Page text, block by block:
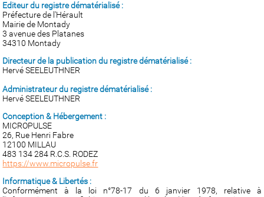
Editeur du registre dématérialisé :
Préfecture de l'Hérault
Mairie de Montady
3 avenue des Platanes
34310 Montady
Directeur de la publicationdu registre dématérialisé:
Hervé SEELEUTHNER
Administrateur du registre dématérialisé:
Hervé SEELEUTHNER
Conception & Hébergement :
MICROPULSE
26, Rue Henri Fabre
12100 MILLAU
483 134 284 R.C.S. RODEZ
https://www.micropulse.fr
Informatique & Libertés :
Conformément à la loi n°78-17 du 6 janvier 1978, relative à